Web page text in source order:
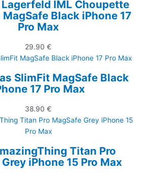
IML Choupette
Black iPhone 17
Pro Max
29.90 €
SlimFit MagSafe Black
17 Pro Max
38.90 €
Titan Pro
iPhone 15 Pro Max